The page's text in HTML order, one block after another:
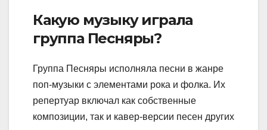
Какую музыку играла
группа Песняры?
Группа Песняры исполняла песни в жанре
поп-музыки с элементами рока и фолка. Их
репертуар включал как собственные
композиции, так и кавер-версии песен других